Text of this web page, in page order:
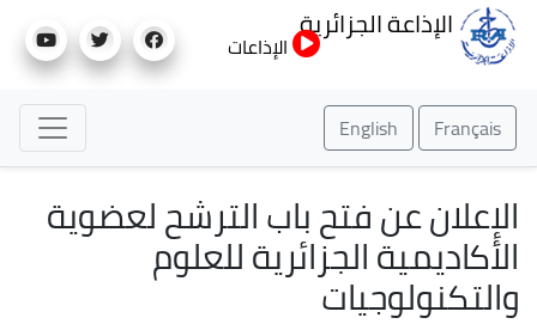
إلى
الإذاعة الجزائرية
الإذاعات
Français
English
الإعلان عن فتح باب الترشح لعضوية
الأكاديمية الجزائرية للعلوم
والتكنولوجيات